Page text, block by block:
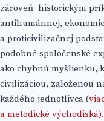
zároveň historickým
antihumánnej,
a proticivilizačnej
podobné spoločenské
ako chybnú myšlienku,
civilizáciou, založenou
každého jednotlivca (
a metodické východiská).